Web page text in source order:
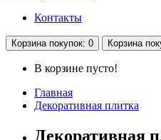
Контакты
Корзина покупок: 0 Корзина
В корзине пусто!
Главная
Декоративная плитка
Декоративная